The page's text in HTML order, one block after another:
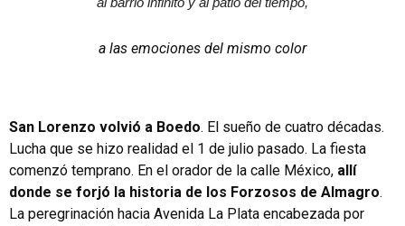
a las emociones del mismo color
San Lorenzo volvió a Boedo. El sueño de cuatro décadas.
Lucha que se hizo realidad el 1 de julio pasado. La fiesta
comenzó temprano. En el orador de la calle México, allí
donde se forjó la historia de los Forzosos de Almagro.
La peregrinación hacia Avenida La Plata encabezada por